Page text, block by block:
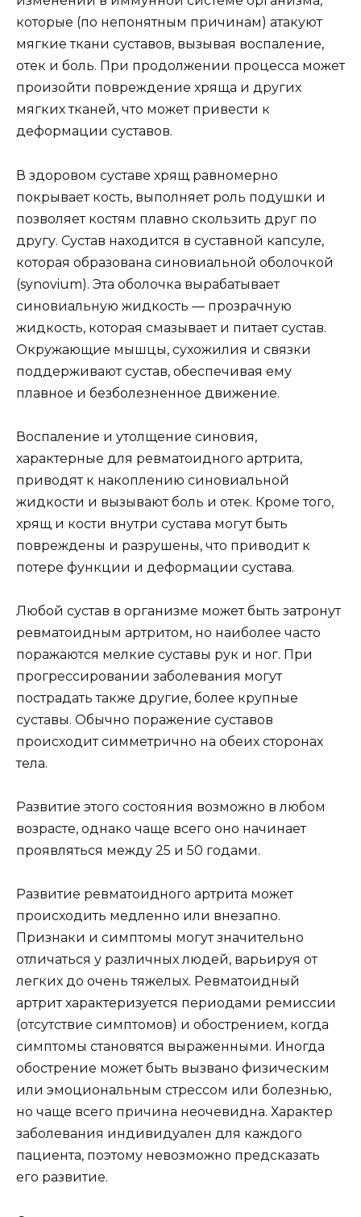
которые (по непонятным причинам) атакуют
мягкие ткани суставов, вызывая воспаление,
отек и боль. При продолжении процесса может
произойти повреждение хряща и других
мягких тканей, что может привести к
деформации суставов.
В здоровом суставе хрящ равномерно
покрывает кость, выполняет роль подушки и
позволяет костям плавно скользить друг по
другу. Сустав находится в суставной капсуле,
которая образована синовиальной оболочкой
(synovium). Эта оболочка вырабатывает
синовиальную жидкость — прозрачную
жидкость, которая смазывает и питает сустав.
Окружающие мышцы, сухожилия и связки
поддерживают сустав, обеспечивая ему
плавное и безболезненное движение.
Воспаление и утолщение синовия,
характерные для ревматоидного артрита,
приводят к накоплению синовиальной
жидкости и вызывают боль и отек. Кроме того,
хрящ и кости внутри сустава могут быть
повреждены и разрушены, что приводит к
потере функции и деформации сустава.
Любой сустав в организме может быть затронут
ревматоидным артритом, но наиболее часто
поражаются мелкие суставы рук и ног. При
прогрессировании заболевания могут
пострадать также другие, более крупные
суставы. Обычно поражение суставов
происходит симметрично на обеих сторонах
тела.
Развитие этого состояния возможно в любом
возрасте, однако чаще всего оно начинает
проявляться между 25 и 50 годами.
Развитие ревматоидного артрита может
происходить медленно или внезапно.
Признаки и симптомы могут значительно
отличаться у различных людей, варьируя от
легких до очень тяжелых. Ревматоидный
артрит характеризуется периодами ремиссии
(отсутствие симптомов) и обострением, когда
симптомы становятся выраженными. Иногда
обострение может быть вызвано физическим
или эмоциональным стрессом или болезнью,
но чаще всего причина неочевидна. Характер
заболевания индивидуален для каждого
пациента, поэтому невозможно предсказать
его развитие.